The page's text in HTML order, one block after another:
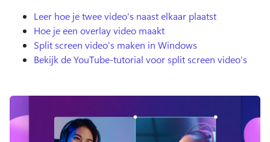
Aanmelden
Gratis uitproberen
Leer hoe je twee video's naast elkaar plaatst
Hoe je een overlay video maakt
Split screen video's maken in Windows
Bekijk de YouTube-tutorial voor split screen video's